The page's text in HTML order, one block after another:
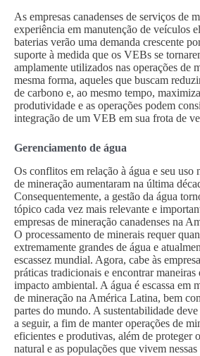
As empresas canadenses de serviços de
experiência em manutenção de veículos
baterias verão uma demanda crescente
suporte à medida que os VEBs se
amplamente utilizados nas operações de
mesma forma, aqueles que buscam
de carbono e, ao mesmo tempo,
produtividade e as operações podem
integração de um VEB em sua frota de
Gerenciamento de água
Os conflitos em relação à água e seu uso
de mineração aumentaram na última
Consequentemente, a gestão da água
tópico cada vez mais relevante e
empresas de mineração canadenses na
O processamento de minerais requer
extremamente grandes de água e
escassez mundial. Agora, cabe às
práticas tradicionais e encontrar maneiras
impacto ambiental. A água é escassa em
de mineração na América Latina, bem
partes do mundo. A sustentabilidade
a seguir, a fim de manter operações de
eficientes e produtivas, além de proteger
natural e as populações que vivem nessas